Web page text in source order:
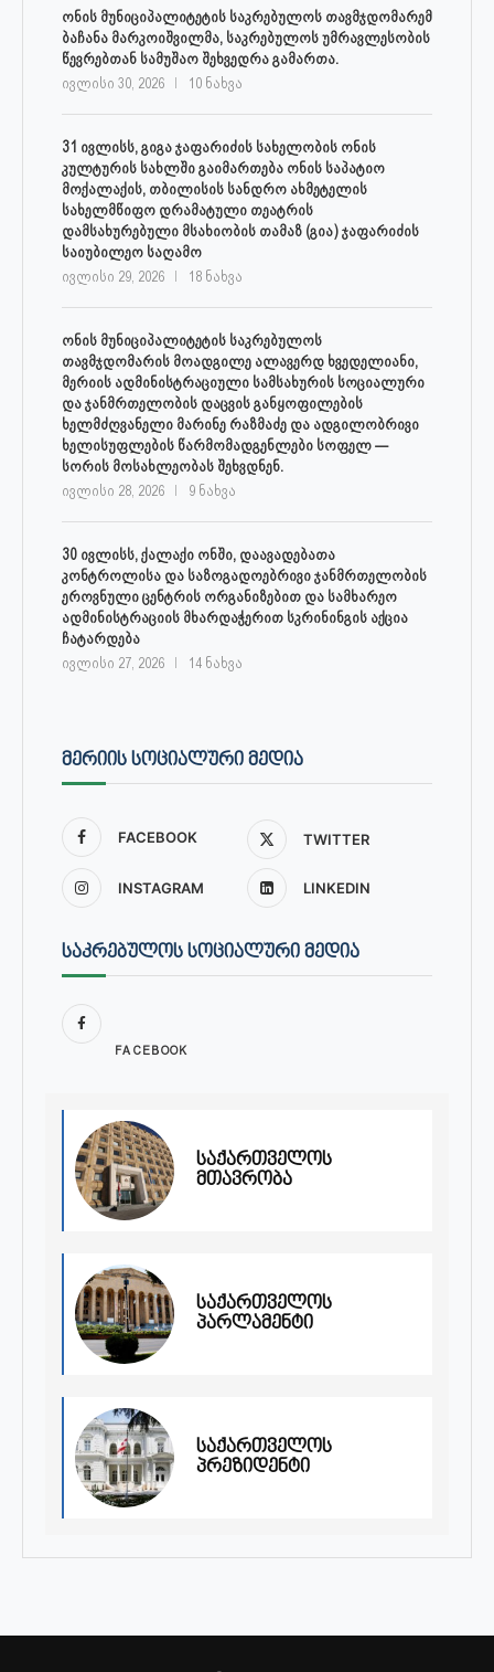
ონის მუნიციპალიტეტის საკრებულოს თავმჯდომარემ
ბაჩანა მარკოიშვილმა, საკრებულოს უმრავლესობის
წევრებთან სამუშაო შეხვედრა გამართა.
ივლისი 30, 2026 10 ნახვა
31 ივლისს, გიგა ჯაფარიძის სახელობის ონის
კულტურის სახლში გაიმართება ონის საპატიო
მოქალაქის, თბილისის სანდრო ახმეტელის
სახელმწიფო დრამატული თეატრის
დამსახურებული მსახიობის თამაზ (გია) ჯაფარიძის
საიუბილეო საღამო
ივლისი 29, 2026 18 ნახვა
ონის მუნიციპალიტეტის საკრებულოს
თავმჯდომარის მოადგილე ალავერდ ხვედელიანი,
მერიის ადმინისტრაციული სამსახურის სოციალური
და ჯანმრთელობის დაცვის განყოფილების
ხელმძღვანელი მარინე რაზმაძე და ადგილობრივი
ხელისუფლების წარმომადგენლები სოფელ —
სორის მოსახლეობას შეხვდნენ.
ივლისი 28, 2026 9 ნახვა
30 ივლისს, ქალაქი ონში, დაავადებათა
კონტროლისა და საზოგადოებრივი ჯანმრთელობის
ეროვნული ცენტრის ორგანიზებით და სამხარეო
ადმინისტრაციის მხარდაჭერით სკრინინგის აქცია
ჩატარდება
ივლისი 27, 2026 14 ნახვა
ᲛᲔᲠᲘᲘᲡ ᲡᲝᲪᲘᲐᲚᲣᲠᲘ ᲛᲔᲓᲘᲐ
FACEBOOK TWITTER
INSTAGRAM LINKEDIN
ᲡᲐᲙᲠᲔᲑᲣᲚᲝᲡ ᲡᲝᲪᲘᲐᲚᲣᲠᲘ ᲛᲔᲓᲘᲐ
FACEBOOK
საქართველოს
მთავრობა
საქართველოს
პარლამენტი
საქართველოს
პრეზიდენტი